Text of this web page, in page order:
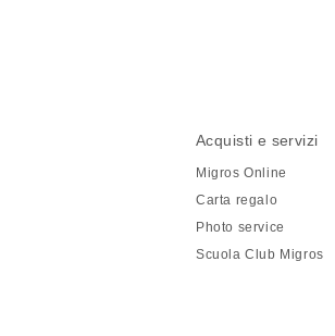
Acquisti e servizi
Migros Online
Carta regalo
Photo service
Scuola Club Migros